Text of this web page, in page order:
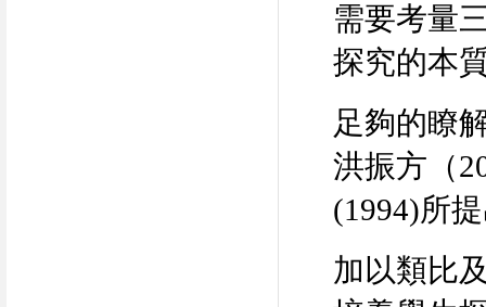
需要考量
探究的本
足夠的瞭
洪振方（
(1994)所
加以類比